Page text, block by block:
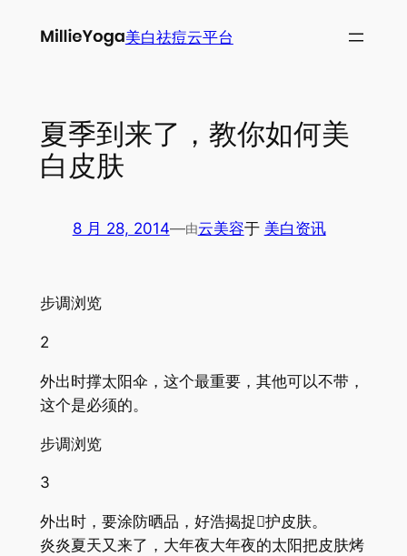
美白祛痘云平台
夏季到来了，教你如何美
白皮肤
8 月 28, 2014—由云美容于 美白资讯
步调浏览
2
外出时撑太阳伞，这个最重要，其他可以不带，
这个是必须的。
步调浏览
3
外出时，要涂防晒品，好浩揭捉护皮肤。
炎炎夏天又来了，大年夜大年夜的太阳把皮肤烤